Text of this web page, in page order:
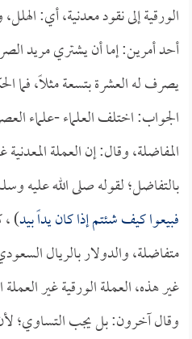
الورقية إلى نقود معدنية، أي:
أحد أمرين: إما أن يشتري مريد
يصرف له العشرة بتسعة مثلاً، فما
الجواب: اختلف العلماء -علماء
المفاضلة، وقال: إن العملة
بالتفاضل؛ لقوله صلى الله عليه
فبيعوا كيف شئتم إذا كان يداً بيد) ،
متفاضلة، والدولار بالريال
غير هذه، العملة الورقية غير العملة
وقال آخرون: بل يجب التساوي؛